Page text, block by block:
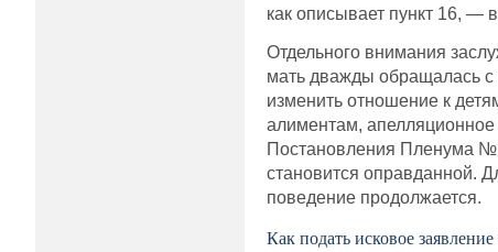
как описывает пункт 16, —
Отдельного внимания
мать дважды обращалась с
изменить отношение к
алиментам,
Постановления Пленума №
становится оправданной.
поведение продолжается.
Как подать исковое